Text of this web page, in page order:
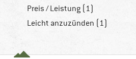
Preis / Leistung (1)
Leicht anzuzünden (1)